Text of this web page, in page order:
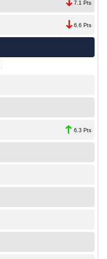
7.1 Pts
6.6 Pts
6.3 Pts